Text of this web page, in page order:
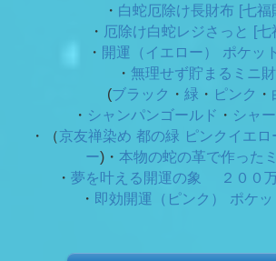
・ 白蛇厄除け長財布 [七福
・ 厄除け白蛇レジさっと [七
・ 開運（イエロー） ポケッ
・ 無理せず貯まるミニ
(ブラック ・ 緑 ・ ピンク ・
・ シャンパンゴールド ・ シャ
・（京友禅染め 都の緑 ピンクイエ
ー)・ 本物の蛇の革で作った
・ 夢を叶える開運の象 ２００
・ 即効開運（ピンク） ポケ